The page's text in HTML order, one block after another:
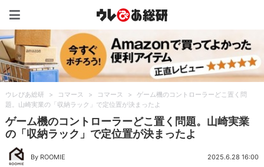
ウレぴあ総研 > コマース > コマース >
ゲーム機のコントローラーどこ置く問
題。山崎実業の「収納ラック」で定位置が決まったよ
ゲーム機のコントローラーどこ置く問題。山崎実業
の「収納ラック」で定位置が決まったよ
By ROOMIE 2025.6.28 16:00